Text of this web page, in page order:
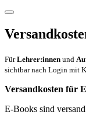
FürLehrer:innen und
sichtbar nach Login mit
Versandkosten für
E-Books sind